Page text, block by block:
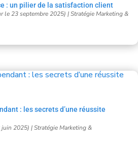
: un pilier de la satisfaction client
le 23 septembre 2025) |Stratégie Marketing &
: les secrets d’une réussite
juin 2025) |Stratégie Marketing &